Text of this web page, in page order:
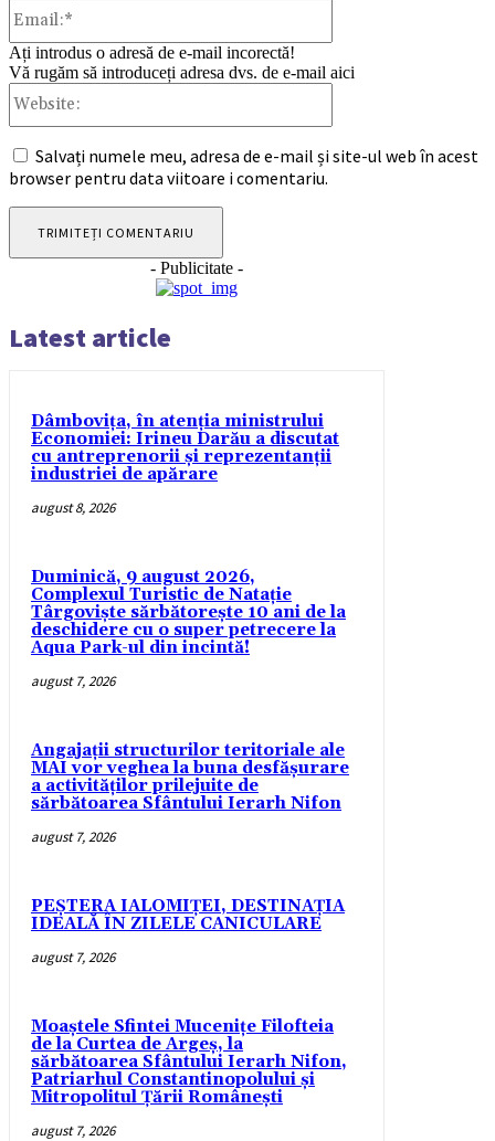
Ați introdus o adresă de e-mail incorectă!
Vă rugăm să introduceți adresa dvs. de e-mail aici
Salvați numele meu, adresa de e-mail și site-ul web în acest
browser pentru data viitoare i comentariu.
- Publicitate -
Latest article
Dâmbovița, în atenția ministrului
Economiei: Irineu Darău a discutat
cu antreprenorii și reprezentanții
industriei de apărare
august 8, 2026
Duminică, 9 august 2026,
Complexul Turistic de Natație
Târgoviște sărbătorește 10 ani de la
deschidere cu o super petrecere la
Aqua Park-ul din incintă!
august 7, 2026
Angajații structurilor teritoriale ale
MAI vor veghea la buna desfășurare
a activităților prilejuite de
sărbătoarea Sfântului Ierarh Nifon
august 7, 2026
PEȘTERA IALOMIȚEI, DESTINAȚIA
IDEALĂ ÎN ZILELE CANICULARE
august 7, 2026
Moaștele Sfintei Mucenițe Filofteia
de la Curtea de Argeș, la
sărbătoarea Sfântului Ierarh Nifon,
Patriarhul Constantinopolului și
Mitropolitul Țării Românești
august 7, 2026